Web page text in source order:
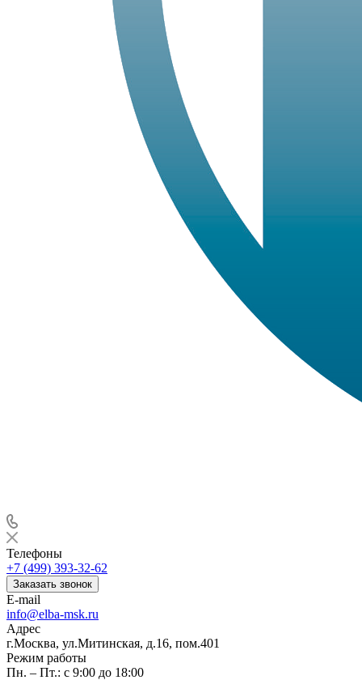
Телефоны
+7 (499) 393-32-62
Заказать звонок
E-mail
info@elba-msk.ru
Адрес
г.Москва, ул.Митинская, д.16, пом.401
Режим работы
Пн. – Пт.: с 9:00 до 18:00